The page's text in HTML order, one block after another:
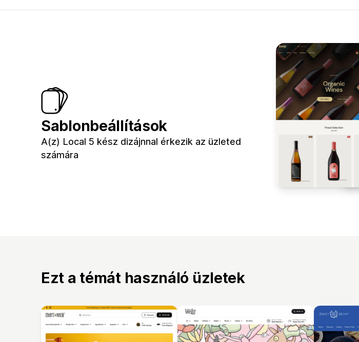
Sablonbeállítások
A(z) Local 5 kész dizájnnal érkezik az üzleted
számára
Ezt a témát használó üzletek